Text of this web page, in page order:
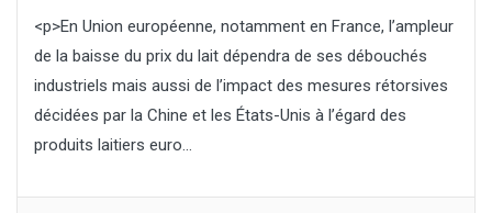
<p>En Union européenne, notamment en France, l’ampleur
de la baisse du prix du lait dépendra de ses débouchés
industriels mais aussi de l’impact des mesures rétorsives
décidées par la Chine et les États-Unis à l’égard des
produits laitiers euro...